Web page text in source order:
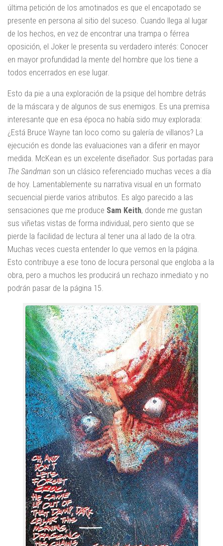
última petición de los amotinados es que el encapotado se
presente en persona al sitio del suceso. Cuando llega al lugar
de los hechos, en vez de encontrar una trampa o férrea
oposición, el Joker le presenta su verdadero interés: Conocer
en mayor profundidad la mente del hombre que los tiene a
todos encerrados en ese lugar.
Esto da pie a una exploración de la psique del hombre detrás
de la máscara y de algunos de sus enemigos. Es una premisa
interesante que en esa época no había sido muy explorada:
¿Está Bruce Wayne tan loco como su galería de villanos? La
ejecución es donde las evaluaciones van a diferir en mayor
medida. McKean es un excelente diseñador. Sus portadas para
The Sandman son un clásico referenciado muchas veces a día
de hoy. Lamentablemente su narrativa visual en un formato
secuencial pierde varios atributos. Es algo parecido a las
sensaciones que me produce Sam Keith, donde me gustan
sus viñetas vistas de forma individual, pero siento que se
pierde la facilidad de lectura al tener una al lado de la otra.
Muchas veces cuesta entender lo que vemos en la página.
Esto contribuye a ese tono de locura personal que engloba a la
obra, pero a muchos les producirá un rechazo inmediato y no
podrán pasar de la página 15.